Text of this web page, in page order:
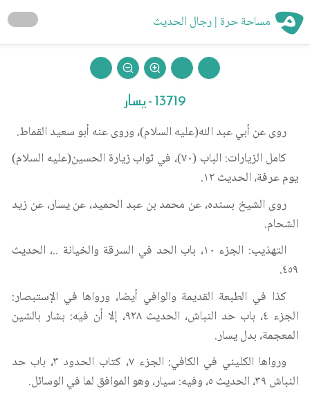
مساحة حرة | رجال الحديث
13719 - يسار
روى عن أبي عبد الله(عليه السلام)، وروى عنه أبو سعيد القماط.
كامل الزيارات: الباب (٧٠)، في ثواب زيارة الحسين(عليه السلام)
يوم عرفة، الحديث ١٢.
روى الشيخ بسنده، عن محمد بن عبد الحميد، عن يسار، عن زيد
الشحام.
التهذيب: الجزء ١٠، باب الحد في السرقة والخيانة ..، الحديث
٤٥٩.
كذا في الطبعة القديمة والوافي أيضا، ورواها في الإستبصار:
الجزء ٤، باب حد النباش، الحديث ٩٢٨، إلا أن فيه: بشار بالشين
المعجمة، بدل يسار.
ورواها الكليني في الكافي: الجزء ٧، كتاب الحدود ٣، باب حد
النباش ٣٩، الحديث ٥، وفيه: سيار، وهو الموافق لما في الوسائل.